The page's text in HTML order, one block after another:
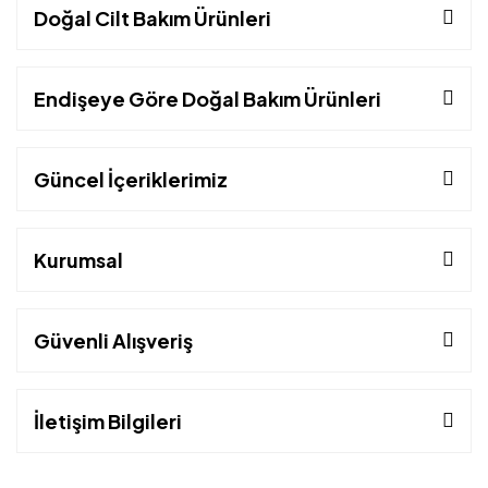
Doğal Cilt Bakım Ürünleri
Endişeye Göre Doğal Bakım Ürünleri
Güncel İçeriklerimiz
Kurumsal
Güvenli Alışveriş
İletişim Bilgileri